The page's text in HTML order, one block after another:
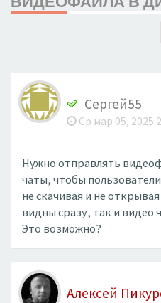
Сергей55
Ср мар 05, 2025
Нужно отправлять
чаты, чтобы
не скачивая и не
видны сразу, так и видео
Это возможно?
Алексей